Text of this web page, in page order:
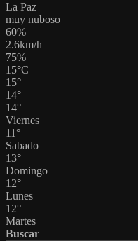
La Paz
muy nuboso
60%
2.6km/h
75%
15°C
15°
14°
14°
Viernes
11°
Sabado
13°
Domingo
12°
Lunes
12°
Martes
Buscar